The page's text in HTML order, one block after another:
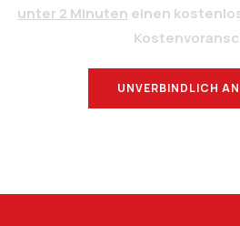
unter 2 Minuten einen
UNVERBINDLICH